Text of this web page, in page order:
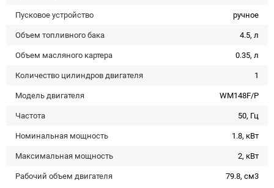
Пусковое устройство ручное
Объем топливного бака 4.5, л
Объем масляного картера 0.35, л
Количество цилиндров двигателя 1
Модель двигателя WM148F/P
Частота 50, Гц
Номинальная мощность 1.8, кВт
Максимальная мощность 2, кВт
Рабочий объем двигателя 79.8, см3